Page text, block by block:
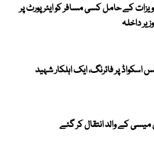
کے حامل کسی مسافر کو ایئرپورٹ پر
داخلہ
اسکواڈ پر فائرنگ، ایک اہلکار شہید
میسی کے والد انتقال کر گئے